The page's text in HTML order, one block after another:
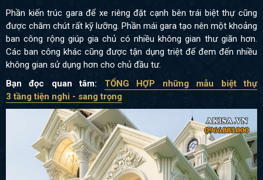
Phần kiến trúc gara để xe riêng đặt cạnh bên trái biệt thự cũng
được chăm chút rất kỹ lưỡng. Phần mái gara tạo nên một khoảng
ban công rộng giúp gia chủ có nhiều không gian thư giãn hơn.
Các ban công khác cũng được tận dụng triệt để đem đến nhiều
không gian sử dụng hơn cho chủ đầu tư.
Bạn đọc quan tâm: TỔNG HỢP những mẫu biệt thự
3 tầng tiện nghi - sang trọng